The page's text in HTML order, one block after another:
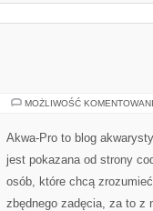
MOŻLIWOŚĆ
Akwa-Pro to blog
jest pokazana od strony
osób, które chcą
zbędnego zadęcia, za to z